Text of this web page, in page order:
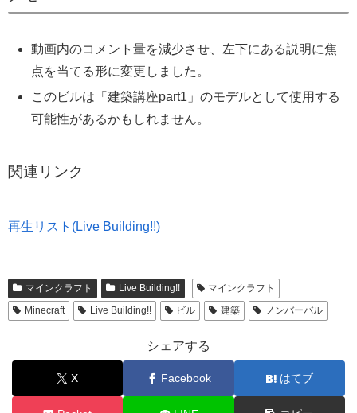
動画内のコメント量を減少させ、左下にある説明に焦
点を当てる形に変更しました。
このビルは「建築講座part1」のモデルとして使用する
可能性があるかもしれません。
関連リンク
再生リスト(Live Building!!)
マインクラフト Live Building!!
マインクラフト
Minecraft
Live Building!! ビル 建築 ノンバーバル
シェアする
X Facebook はてブ